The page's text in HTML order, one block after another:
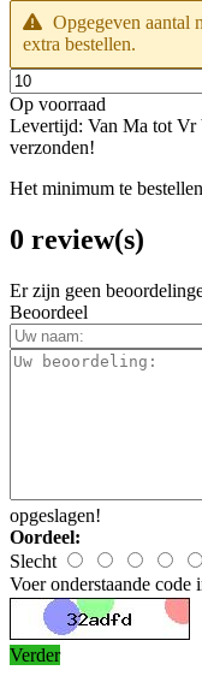
Opgegeven aantal
extra bestellen.
Op voorraad
Levertijd: Van Ma tot Vr
verzonden!
Het minimum te
0 review(s)
Er zijn geen
Beoordeel
opgeslagen!
Oordeel:
Slecht
Voer onderstaande code
Verder